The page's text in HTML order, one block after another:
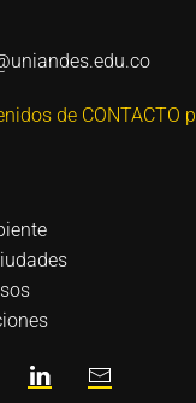
de CONTACTO